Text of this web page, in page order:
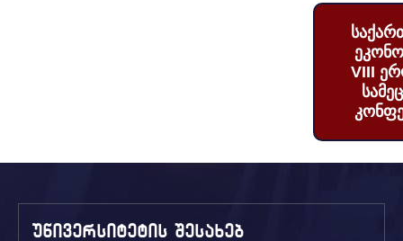
VIII
უნივერსიტეტის შესახებ